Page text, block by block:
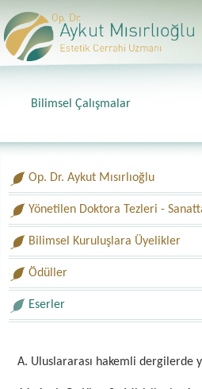
Bilimsel Çalışmalar
A. Uluslararası hakemli dergilerde
Op. Dr. Aykut Mısırlıoğlu
Yönetilen Doktora Tezleri -
Bilimsel Kuruluşlara Üyelikler
Ödüller
Eserler